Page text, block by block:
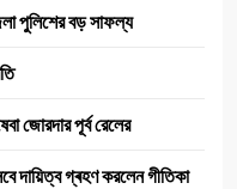
পুলিশের বড় সাফল্য
জোরদার পূর্ব রেলের
দায়িত্ব গ্ৰহণ করলেন গীতিকা